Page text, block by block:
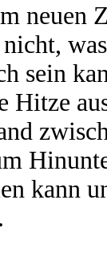
neuen
sein
Hitze
kann